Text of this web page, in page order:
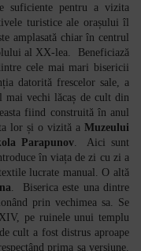
suficiente pentru a vizita
turistice ale orașului îl
amplasată chiar în centrul
al XX-lea. Beneficiază
cele mai mari bisericii
datorită frescelor sale, a
vechi lăcaș de cult din
fiind construită în anul
lor și o vizită a Muzeului
Parapunov. Aici sunt
în viața de zi cu zi a
lucrate manual. O altă
. Biserica este una dintre
prin vechimea sa. Se
pe ruinele unui templu
cult a fost distrus aproape
prima sa versiune.